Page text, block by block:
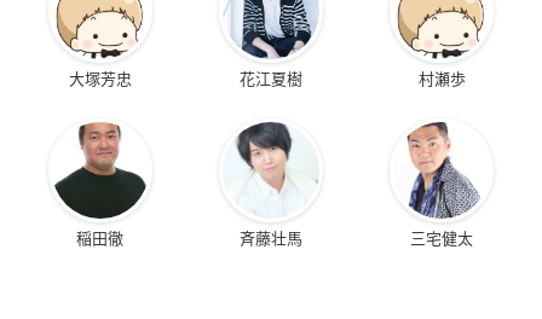
大塚芳忠 花江夏樹 村瀬歩
稲田徹 斉藤壮馬 三宅健太